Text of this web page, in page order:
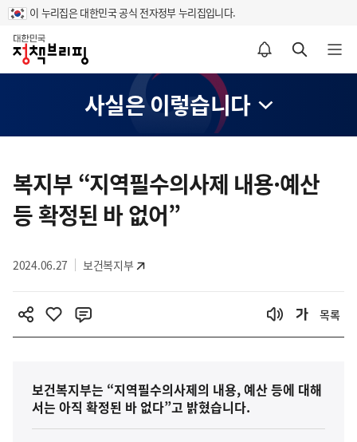
이 누리집은 대한민국 공식 전자정부 누리집입니다.
홈
알림설정 바로가기 검색 바로가기 메뉴 열기
사실은 이렇습니다
텐
츠
영
복지부 “지역필수의사제 내용·예산
등 확정된 바 없어”
2024.06.27 보건복지부
목록
보건복지부는 “지역필수의사제의 내용, 예산 등에 대해
서는 아직 확정된 바 없다”고 밝혔습니다.